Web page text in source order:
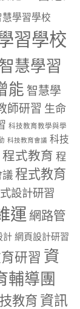
慧學習學校
習學校
智慧學習
能 智慧學
師研習 生命
科技教育教學與學
科技教育會議 科技
程式教育 程
議 程式教育
設計研習
運 網路管
計 網頁設計研習
研習 資
輔導團
教育 資訊